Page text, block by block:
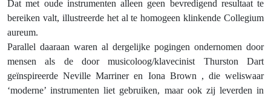
Dat met oude instrumenten alleen geen bevredigend resultaat te
bereiken valt, illustreerde het al te homogeen klinkende Collegium
aureum.
Parallel daaraan waren al dergelijke pogingen ondernomen door
mensen als de door musicoloog/klavecinist Thurston Dart
geïnspireerde Neville Marriner en Iona Brown , die weliswaar
‘moderne’ instrumenten liet gebruiken, maar ook zij leverden in